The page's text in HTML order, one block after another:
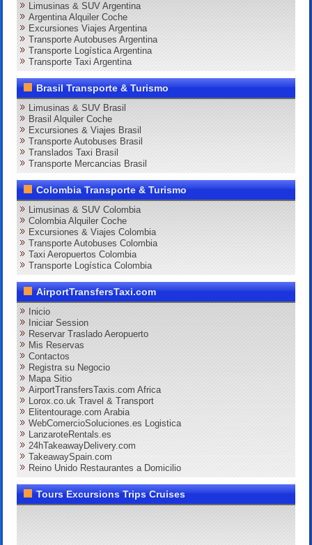
Limusinas & SUV Argentina
Argentina Alquiler Coche
Excursiones Viajes Argentina
Transporte Autobuses Argentina
Transporte Logística Argentina
Transporte Taxi Argentina
Brasil Transporte & Turismo
Limusinas & SUV Brasil
Brasil Alquiler Coche
Excursiones & Viajes Brasil
Transporte Autobuses Brasil
Translados Taxi Brasil
Transporte Mercancias Brasil
Colombia Transporte & Turismo
Limusinas & SUV Colombia
Colombia Alquiler Coche
Excursiones & Viajes Colombia
Transporte Autobuses Colombia
Taxi Aeropuertos Colombia
Transporte Logística Colombia
AirportTransfersTaxi.com
Inicio
Iniciar Session
Reservar Traslado Aeropuerto
Mis Reservas
Contactos
Registra su Negocio
Mapa Sitio
AirportTransfersTaxis.com Africa
Lorox.co.uk Travel & Transport
Elitentourage.com Arabia
WebComercioSoluciones.es Logistica
LanzaroteRentals.es
24hTakeawayDelivery.com
TakeawaySpain.com
Reino Unido Restaurantes a Domicilio
Tours Excursions Trips Cruises